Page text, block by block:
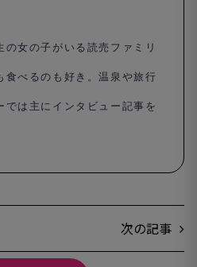
女の子がいる読売ファミリ
食べるのも好き。温泉や旅行
では主にインタビュー記事を
次の記事